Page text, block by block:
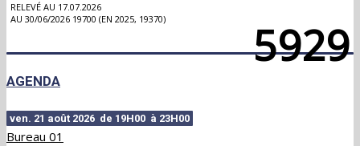
RELEVÉ AU 17.07.2026
AU 30/06/2026 19700 (EN 2025, 19370)
5929
AGENDA
ven. 21 août 2026 de 19H00 à 23H00
Bureau 01